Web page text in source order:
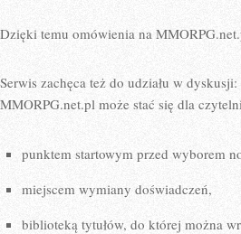
Dzięki temu omówienia na
Serwis zachęca też do udziału w
MMORPG.net.pl może stać się dla
punktem startowym przed wyborem
miejscem wymiany doświadczeń,
biblioteką tytułów, do której można